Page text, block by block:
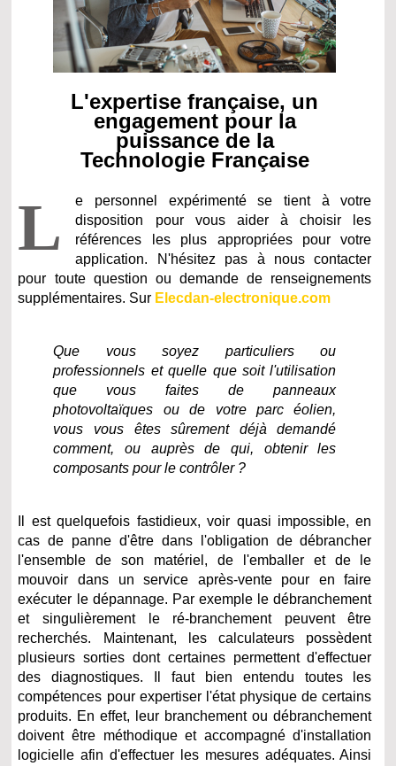
L'expertise française, un
engagement pour la
puissance de la
Technologie Française
L
e personnel expérimenté se tient à votre
disposition pour vous aider à choisir les
références les plus appropriées pour votre
application. N'hésitez pas à nous contacter
pour toute question ou demande de renseignements
supplémentaires. Sur Elecdan-electronique.com
Que vous soyez particuliers ou
professionnels et quelle que soit l'utilisation
que vous faites de panneaux
photovoltaïques ou de votre parc éolien,
vous vous êtes sûrement déjà demandé
comment, ou auprès de qui, obtenir les
composants pour le contrôler ?
Il est quelquefois fastidieux, voir quasi impossible, en
cas de panne d'être dans l'obligation de débrancher
l'ensemble de son matériel, de l'emballer et de le
mouvoir dans un service après-vente pour en faire
exécuter le dépannage. Par exemple le débranchement
et singulièrement le ré-branchement peuvent être
recherchés. Maintenant, les calculateurs possèdent
plusieurs sorties dont certaines permettent d'effectuer
des diagnostiques. Il faut bien entendu toutes les
compétences pour expertiser l'état physique de certains
produits. En effet, leur branchement ou débranchement
doivent être méthodique et accompagné d'installation
logicielle afin d'effectuer les mesures adéquates. Ainsi